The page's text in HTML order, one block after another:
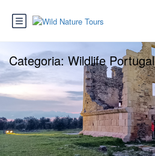
Categoria: Wildlife Portugal